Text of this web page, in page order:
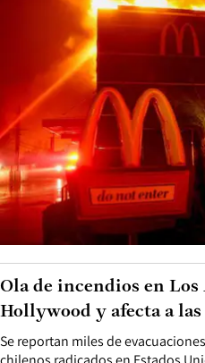
Se reportan miles de
Ola de incendios en Los
Hollywood y afecta a